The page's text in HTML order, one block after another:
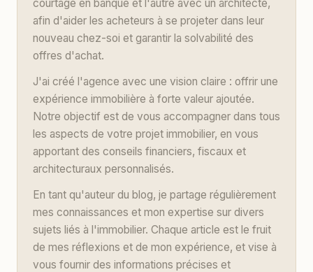
courtage en banque et l'autre avec un architecte,
afin d'aider les acheteurs à se projeter dans leur
nouveau chez-soi et garantir la solvabilité des
offres d'achat.
J'ai créé l'agence avec une vision claire : offrir une
expérience immobilière à forte valeur ajoutée.
Notre objectif est de vous accompagner dans tous
les aspects de votre projet immobilier, en vous
apportant des conseils financiers, fiscaux et
architecturaux personnalisés.
En tant qu'auteur du blog, je partage régulièrement
mes connaissances et mon expertise sur divers
sujets liés à l'immobilier. Chaque article est le fruit
de mes réflexions et de mon expérience, et vise à
vous fournir des informations précises et